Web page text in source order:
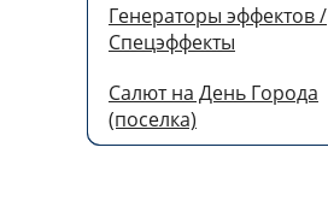
Генераторы эффектов /
Спецэффекты
Салют на День Города
(поселка)